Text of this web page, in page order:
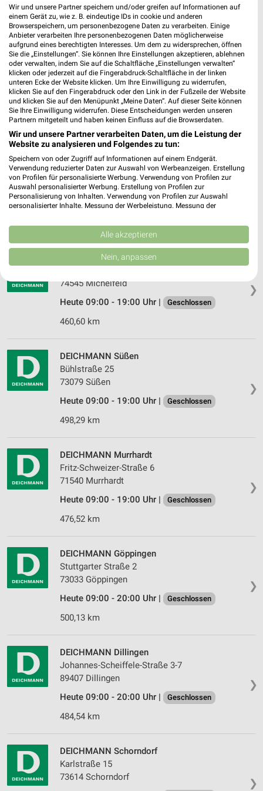
Heute 09:00 - 19:00 Uhr | Geschlossen
431,04 km
DEICHMANN Schwäbisch Gmünd
Lorcher Straße 159
73529 Schwäbisch Gmünd
Heute 09:00 - 19:00 Uhr |
Geschlossen
486,88 km
DEICHMANN Giengen
Riedstraße 40/2
89537 Giengen
Heute 09:00 - 20:00 Uhr | Geschlossen
❯
DEICHMANN Michelfeld
74545 Michelfeld
Heute 09:00 - 19:00 Uhr |
Geschlossen
460,60 km
❯
DEICHMANN Süßen
Bühlstraße 25
73079 Süßen
Heute 09:00 - 19:00 Uhr |
Geschlossen
498,29 km
❯
DEICHMANN Murrhardt
Fritz-Schweizer-Straße 6
71540 Murrhardt
Heute 09:00 - 19:00 Uhr |
Geschlossen
476,52 km
❯
DEICHMANN Göppingen
Stuttgarter Straße 2
73033 Göppingen
Heute 09:00 - 20:00 Uhr |
Geschlossen
500,13 km
❯
DEICHMANN Dillingen
Johannes-Scheiffele-Straße 3-7
89407 Dillingen
Heute 09:00 - 20:00 Uhr |
Geschlossen
484,54 km
❯
DEICHMANN Schorndorf
Karlstraße 15
73614 Schorndorf
Wir und unsere Partner speichern und/oder greifen auf Informationen auf
einem Gerät zu, wie z. B. eindeutige IDs in cookie und anderen
Browserspeichern, um personenbezogene Daten zu verarbeiten. Einige
Anbieter verarbeiten Ihre personenbezogenen Daten möglicherweise
aufgrund eines berechtigten Interesses. Um dem zu widersprechen, öffnen
Sie die „Einstellungen“. Sie können Ihre Einstellungen akzeptieren, ablehnen
oder verwalten, indem Sie auf die Schaltfläche „Einstellungen verwalten“
klicken oder jederzeit auf die Fingerabdruck-Schaltfläche in der linken
unteren Ecke der Website klicken. Um Ihre Einwilligung zu widerrufen,
klicken Sie auf den Fingerabdruck oder den Link in der Fußzeile der Website
und klicken Sie auf den Menüpunkt „Meine Daten“. Auf dieser Seite können
Sie Ihre Einwilligung widerrufen. Diese Entscheidungen werden unseren
Partnern mitgeteilt und haben keinen Einfluss auf die Browserdaten.
Wir und unsere Partner verarbeiten Daten, um die Leistung der
Website zu analysieren und Folgendes zu tun:
Speichern von oder Zugriff auf Informationen auf einem Endgerät.
Verwendung reduzierter Daten zur Auswahl von Werbeanzeigen. Erstellung
von Profilen für personalisierte Werbung. Verwendung von Profilen zur
Auswahl personalisierter Werbung. Erstellung von Profilen zur
Personalisierung von Inhalten. Verwendung von Profilen zur Auswahl
personalisierter Inhalte. Messung der Werbeleistung. Messung der
Kombinationen von Daten aus verschiedenen Quellen. Entwicklung und
Verbesserung der Angebote. Verwendung reduzierter Daten zur Auswahl
von Inhalten.
Daten können außerhalb der Europäischen Union weitergegeben und in die
Website/App.
Partnerliste anzeigen (1 IAB-Anbieter)
auf einem Endgerät
Verwendung reduzierter Daten zur Auswahl von
Werbeanzeigen
Erstellung von Profilen für personalisierte
Verwendung von Profilen zur Auswahl
personalisierter Werbung
Erstellung von Profilen zur Personalisierung
Verwendung von Profilen zur Auswahl
Messung der Werbeleistung
Messung der Performance von Inhalten
Analyse von Zielgruppen durch Statistiken oder
Entwicklung und Verbesserung der Angebote
Verwendung reduzierter Daten zur Auswahl von
Inhalten
IAB-Besonderheiten:
Verwendung genauer Standortdaten
Informationen identifizieren
Nicht-IAB-Verarbeitungszwecke:
Notwendig
Alle akzeptieren
Nein, anpassen